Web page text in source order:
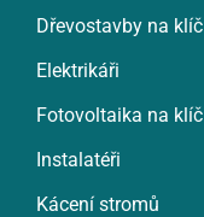
Dřevostavby na klíč
Elektrikáři
Fotovoltaika na klíč
Instalatéři
Kácení stromů